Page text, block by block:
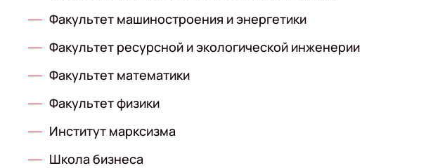
Факультет машиностроения и энергетики
Факультет ресурсной и экологической инженерии
Факультет математики
Факультет физики
Институт марксизма
Школа бизнеса